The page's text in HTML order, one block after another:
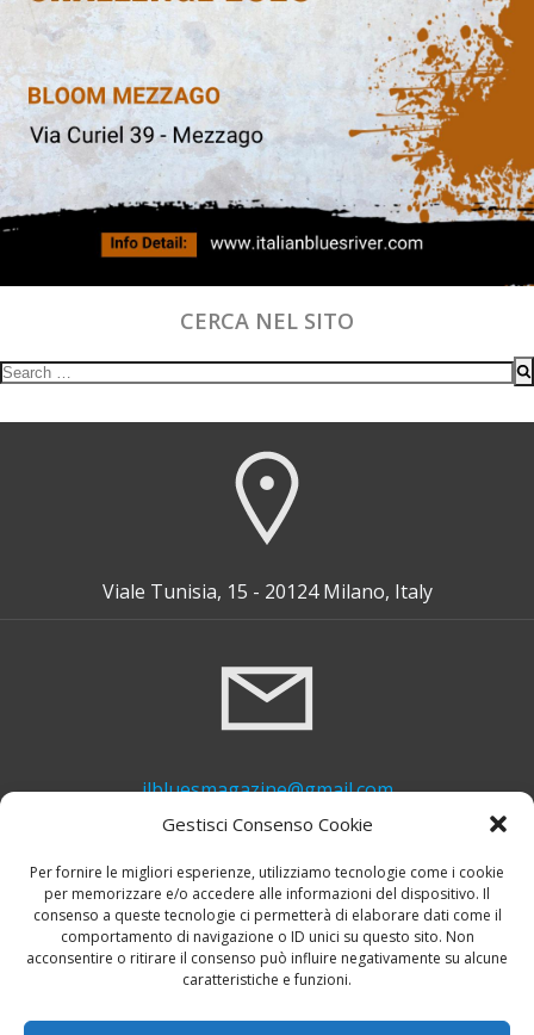
Gestisci Consenso Cookie
Per fornire le migliori esperienze, utilizziamo tecnologie come i cookie
per memorizzare e/o accedere alle informazioni del dispositivo. Il
consenso a queste tecnologie ci permetterà di elaborare dati come il
comportamento di navigazione o ID unici su questo sito. Non
acconsentire o ritirare il consenso può influire negativamente su alcune
caratteristiche e funzioni.
CERCA NEL SITO
Search
Viale Tunisia, 15 - 20124 Milano, Italy
ilbluesmagazine@gmail.com
+39 339 748 6635